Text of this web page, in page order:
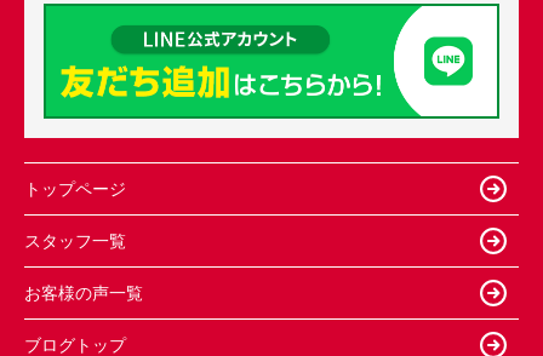
トップページ
スタッフ一覧
お客様の声一覧
ブログトップ